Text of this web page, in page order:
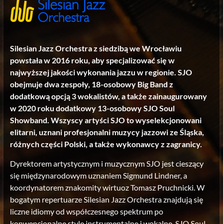
Silesian Jazz Orchestra z siedzibą we Wrocławiu
powstała w 2016 roku, aby specjalizować się w
najwyższej jakości wykonania jazzu w regionie. SJO
obejmuje dwa zespoły, 18-osobowy Big Band z
dodatkową opcją 3 wokalistów, a także zainaugurowany
w 2020 roku dodatkowy 13-osobowy SJO Soul
Showband. Wszyscy artyści SJO to wyselekcjonowani
elitarni, uznani profesjonalni muzycy jazzowi ze Śląska,
różnych części Polski, a także wykonawcy z zagranicy.
Dyrektorem artystycznym i muzycznym SJO jest cieszący
się międzynarodowym uznaniem Sigmund Lindner, a
koordynatorem znakomity wirtuoz Tomasz Pruchnicki. W
bogatym repertuarze Silesian Jazz Orchestra znajdują się
liczne idiomy od współczesnego spektrum po